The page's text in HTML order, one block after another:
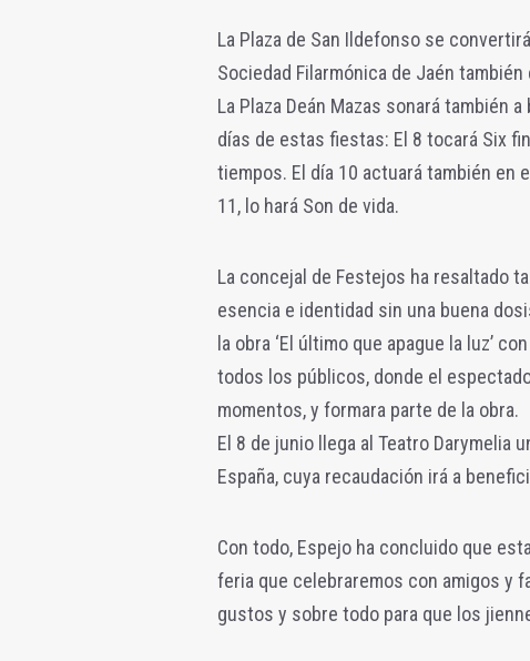
La Plaza de San Ildefonso se
Sociedad Filarmónica de Jaén
La Plaza Deán Mazas sonará
días de estas fiestas: El 8 tocará Six
tiempos. El día 10 actuará también en
11, lo hará Son de vida.
La concejal de Festejos ha resaltado
esencia e identidad sin una buena
la obra ‘El último que apague la luz’
todos los públicos, donde el
momentos, y formara parte de la obra.
El 8 de junio llega al Teatro Darymelia
España, cuya recaudación irá a
Con todo, Espejo ha concluido que
feria que celebraremos con amigos y
gustos y sobre todo para que los